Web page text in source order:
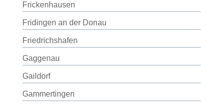
Frickenhausen
Fridingen an der Donau
Friedrichshafen
Gaggenau
Gaildorf
Gammertingen